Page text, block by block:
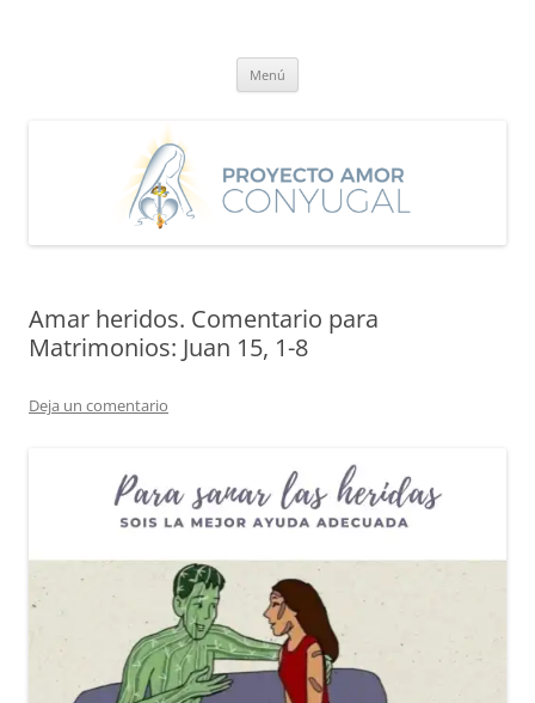
Menú
Amar heridos. Comentario para
Matrimonios: Juan 15, 1-8
Deja un comentario